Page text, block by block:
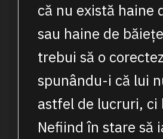
că nu există haine
sau haine de
trebui să o
spunându-i că lui
astfel de lucruri, ci
Nefiind în stare să